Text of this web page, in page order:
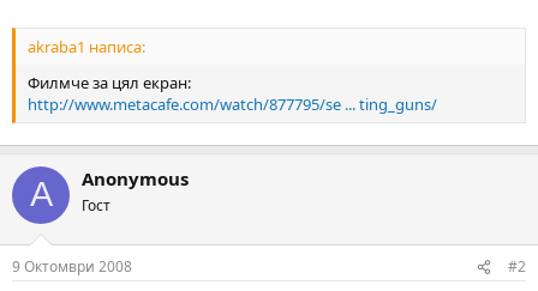
т
а
akraba1 написа:
Филмче за цял екран:
http://www.metacafe.com/watch/877795/se ... ting_guns/
A Anonymous
Гост
9 Октомври 2008 #2